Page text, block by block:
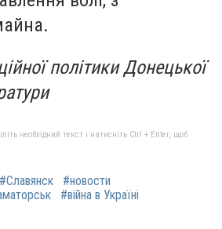
політики Донецької
необхідний текст і натисніть Ctrl + Enter, щоб
#Славянск
#новости
#війна в Україні